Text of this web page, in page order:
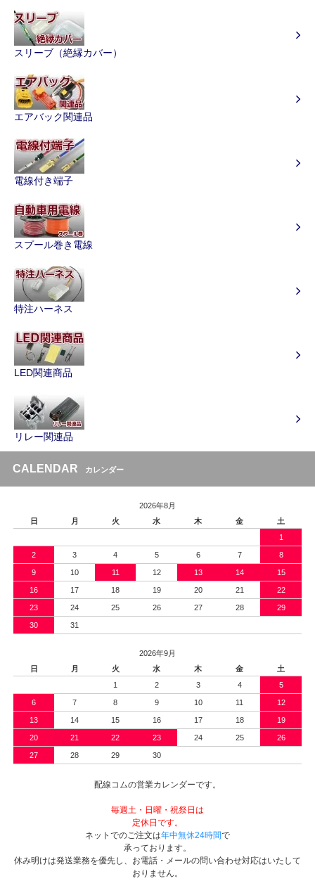
スリーブ（絶縁カバー）
エアバック関連品
電線付き端子
スプール巻き電線
特注ハーネス
LED関連商品
リレー関連品
CALENDAR カレンダー
2026年8月
日
月 火 水 木 金
土
1
2 3 4 5 6 7 8
9 10 11 12 13 14 15
16 17 18 19 20 21 22
23 24 25 26 27 28 29
30 31
2026年9月
日
月 火 水 木 金
土
1
2 3 4 5
6 7 8 9 10 11 12
13 14 15 16 17 18 19
20 21 22 23 24 25 26
27 28 29 30
配線コムの営業カレンダーです。
毎週土・日曜・祝祭日は
定休日です。
ネットでのご注文は年中無休24時間で
承っております。
休み明けは発送業務を優先し、お電話・メールの問い合わせ対応はいたして
おりません。